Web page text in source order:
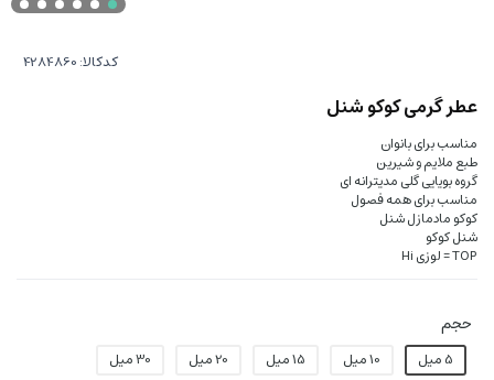
کدکالا:
عطر گرمی کوکو شنل
مناسب برای بانوان
طبع ملایم و شیرین
گروه بویایی گلی مدیترانه ای
مناسب برای همه فصول
کوکو مادمازل شنل
شنل کوکو
TOP = لوزی Hi
حجم
5 میل 10 میل 15 میل 20 میل
30 میل